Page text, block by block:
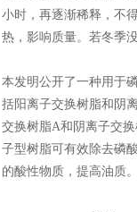
小时，再逐渐稀释，不
热，影响质量。若冬季
本发明公开了一种用于
括阳离子交换树脂和阴
交换树脂A和阴离子交
子型树脂可有效除去磷
的酸性物质，提高油质